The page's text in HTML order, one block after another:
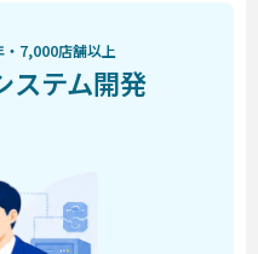
7,000店舗以上
ステム開発